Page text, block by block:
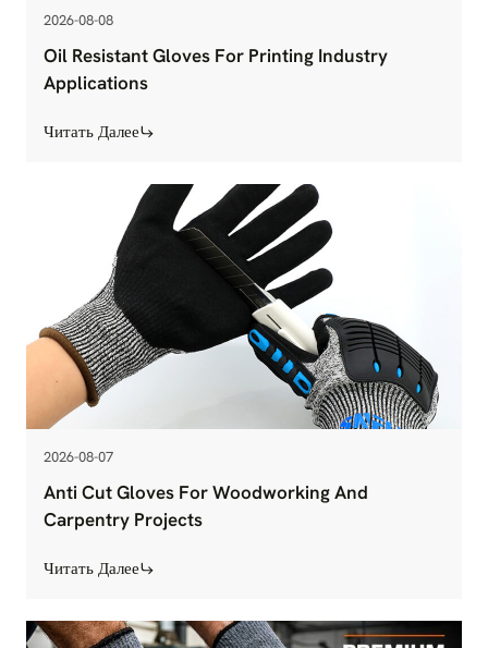
2026-08-08
Oil Resistant Gloves For Printing Industry
Applications
Читать Далее
2026-08-07
Anti Cut Gloves For Woodworking And
Carpentry Projects
Читать Далее